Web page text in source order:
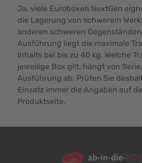
Ja, viele Euroboxen NextGen
die Lagerung von schwerem
anderen schweren
Ausführung liegt die maximale
Inhalts bei bis zu 40 kg. Welche
jeweilige Box gilt, hängt von
Ausführung ab. Prüfen Sie
Einsatz immer die Angaben auf
Produktseite.